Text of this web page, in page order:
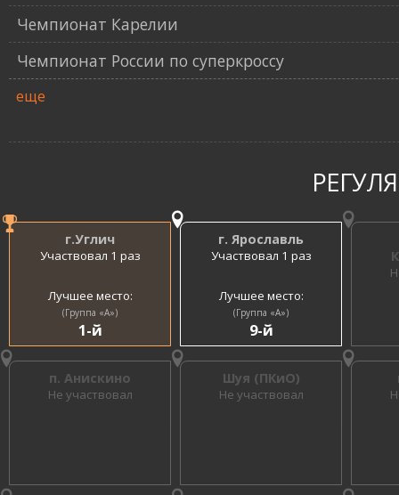
Чемпионат Карелии
Чемпионат России по суперкроссу
еще
г.Углич
Участвовал 1 раз
Лучшее место:
(Группа «A»)
1-й
г. Ярославль
Участвовал 1 раз
Лучшее место:
(Группа «A»)
9-й
п. Анискино
Не участвовал
Шуя (ПКиО)
Не участвовал